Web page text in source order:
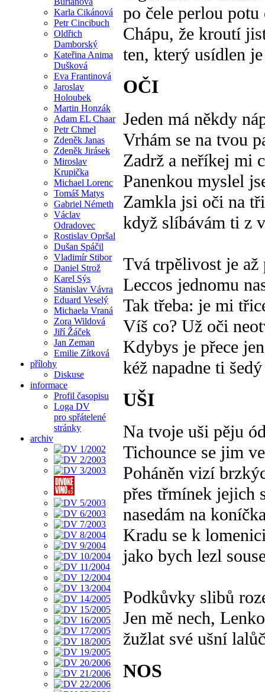
Karla Cikánová
Petr Cincibuch
Oldřich
Damborský
Kateřina Anima
Dušková
Eva Frantinová
Jaroslav
Holoubek
Martin Honzák
Adam EL Chaar
Petr Chmel
Zdeněk Janas
Zdeněk Jirásek
Miroslav
Krupička
Michael Lorenc
Tomáš Matys
Gabriel Németh
Václav
Odradovec
Rostislav Opršal
Dušan Spáčil
Vladimír Stibor
Daniel Strož
Karel Sýs
Stanislav Vávra
Eduard Veselý
Michaela Vraná
Zora Wildová
Jiří Žáček
Jan Zeman
Emilie Zítková
přílohy
Diskuse
informace
Profil časopisu
Loga DV
pro spřátelené
stránky
archiv
po čele perlou potu
Chápu, že kroutí
ten, který usídlen
OČI
Jeden má někdy
Vrhám se na tvou
Zadrž a neříkej mi
Panenkou myslel
Zamkla jsi oči na
když slíbávám ti z
Tvá trpělivost je až
Leccos jednomu
Tak třeba: je mi
Víš co? Už oči
Kdybys je přece
kéž napadne ti
UŠI
Na tvoje uši pěju
Tichounce se jim
Poháněn vizí
přes třmínek jejich
nasedám na
Kradu se k
jako bych lezl
Podkůvky slibů
Jen mě nech,
žužlat své ušní
NOS